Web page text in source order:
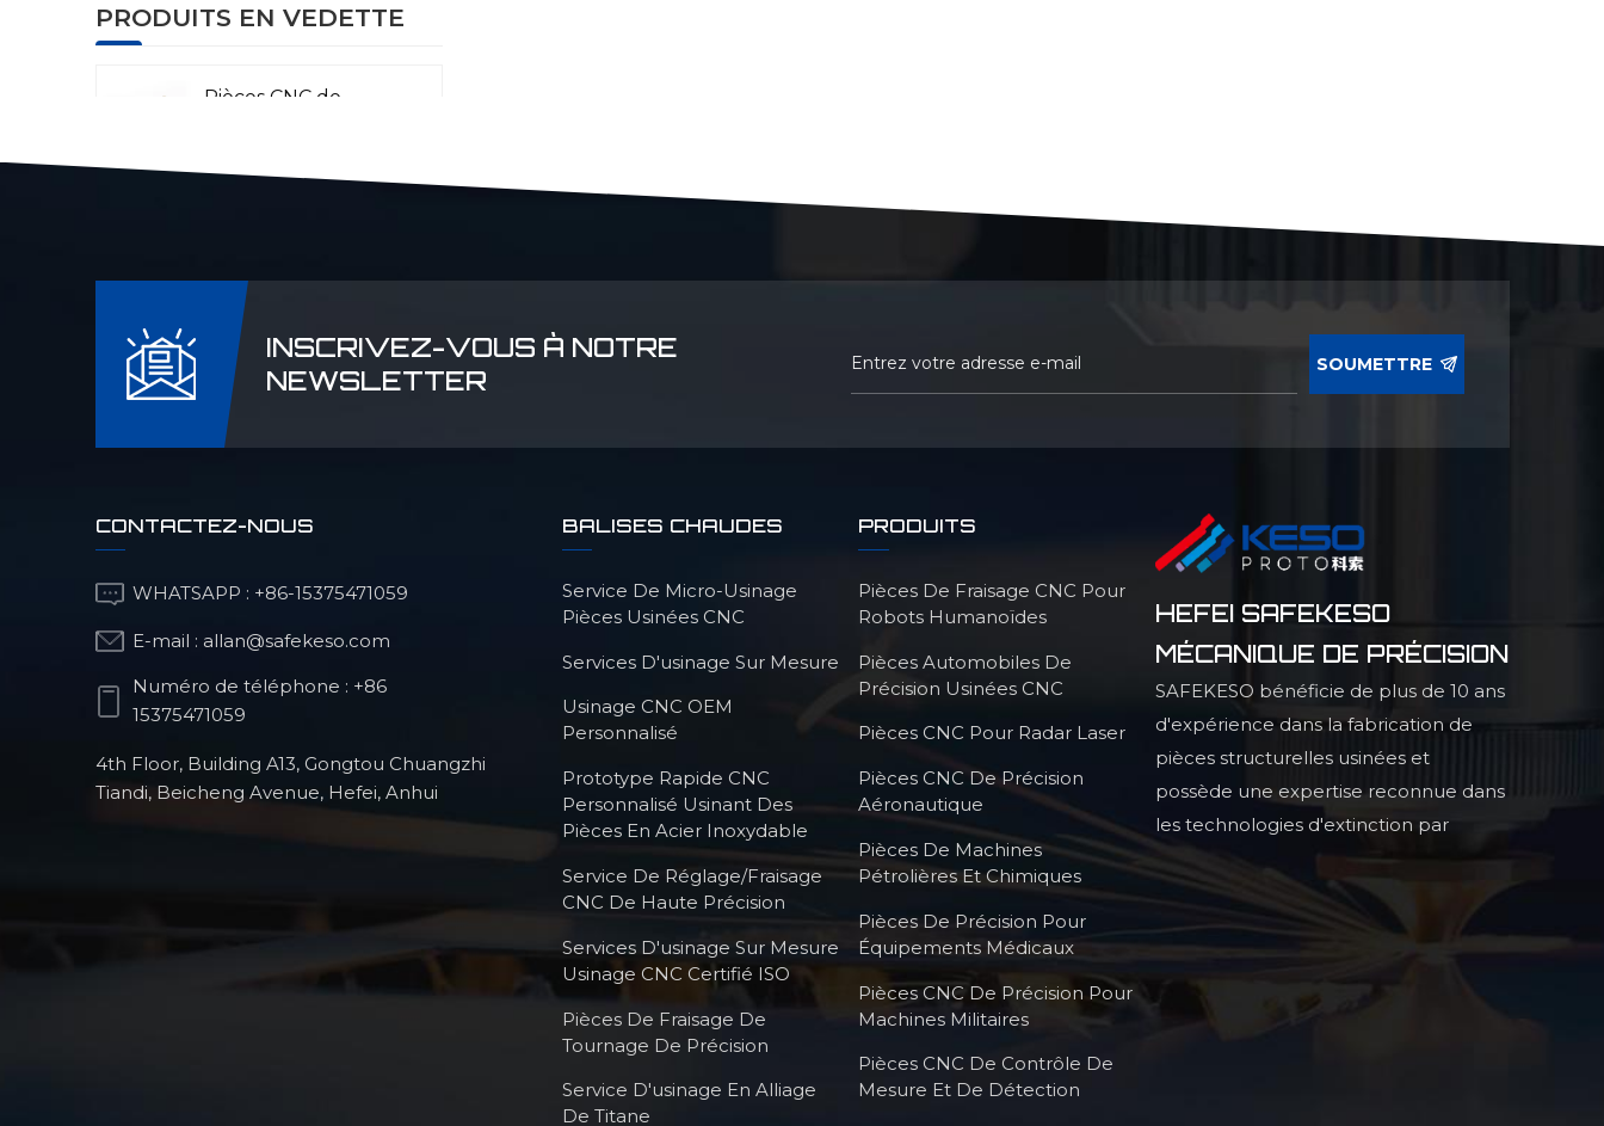
PRODUITS EN VEDETTE
Pièces CNC de
Pièces de machines
pour l'industrie
pétrolière et
précision pour
Partie de structure
Pièces de fraisage
CNC pour robots
orthopédiques
INSCRIVEZ-VOUS À NOTRE
NEWSLETTER
SOUMETTRE
CONTACTEZ-NOUS
WHATSAPP : +86-15375471059
E-mail : allan@safekeso.com
Numéro de téléphone : +86
15375471059
4th Floor, Building A13, Gongtou Chuangzhi
Tiandi, Beicheng Avenue, Hefei, Anhui
BALISES CHAUDES
Service De Micro-Usinage
Pièces Usinées CNC
Services D'usinage Sur Mesure
Usinage CNC OEM
Personnalisé
Prototype Rapide CNC
Personnalisé Usinant Des
Pièces En Acier Inoxydable
Service De Réglage/fraisage
CNC De Haute Précision
Services D'usinage Sur Mesure
Usinage CNC Certifié ISO
Pièces De Fraisage De
Tournage De Précision
Service D'usinage En Alliage
De Titane
PRODUITS
Pièces De Fraisage CNC Pour
Robots Humanoïdes
Pièces Automobiles De
Précision Usinées CNC
Pièces CNC Pour Radar Laser
Pièces CNC De Précision
Aéronautique
Pièces De Machines
Pétrolières Et Chimiques
Pièces De Précision Pour
Équipements Médicaux
Pièces CNC De Précision Pour
Machines Militaires
Pièces CNC De Contrôle De
Mesure Et De Détection
HEFEI SAFEKESO
MÉCANIQUE DE PRÉCISION
SAFEKESO bénéficie de plus de 10 ans
d'expérience dans la fabrication de
pièces structurelles usinées et
possède une expertise reconnue dans
les technologies d'extinction par
infrarouge, la production de pièces
structurelles profilées de haute
précision et les procédés de haute
qualité.